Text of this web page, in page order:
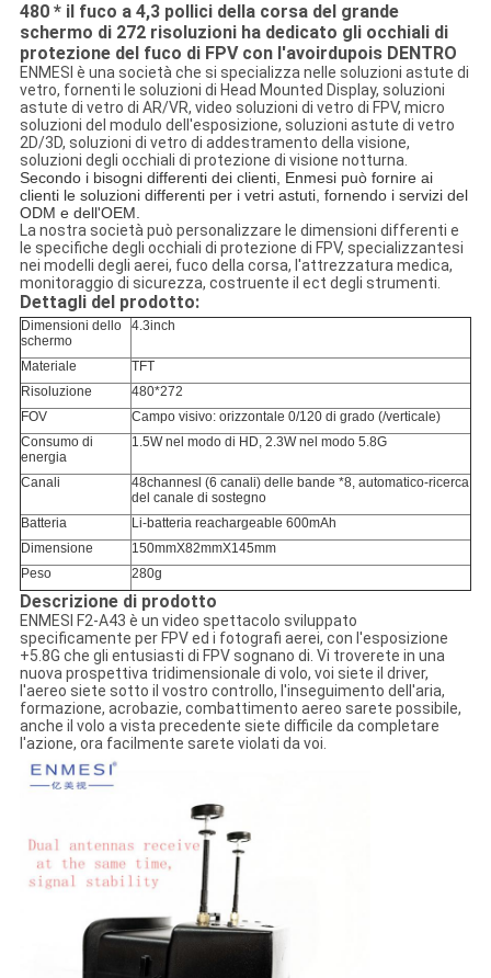
480 * il fuco a 4,3 pollici della corsa del grande
schermo di 272 risoluzioni ha dedicato gli occhiali di
protezione del fuco di FPV con l'avoirdupois DENTRO
ENMESI è una società che si specializza nelle soluzioni astute di
vetro, fornenti le soluzioni di Head Mounted Display, soluzioni
astute di vetro di AR/VR, video soluzioni di vetro di FPV, micro
soluzioni del modulo dell'esposizione, soluzioni astute di vetro
2D/3D, soluzioni di vetro di addestramento della visione,
soluzioni degli occhiali di protezione di visione notturna.
Secondo i bisogni differenti dei clienti, Enmesi può fornire ai
clienti le soluzioni differenti per i vetri astuti, fornendo i servizi del
ODM e dell'OEM.
La nostra società può personalizzare le dimensioni differenti e
le specifiche degli occhiali di protezione di FPV, specializzantesi
nei modelli degli aerei, fuco della corsa, l'attrezzatura medica,
monitoraggio di sicurezza, costruente il ect degli strumenti.
Dettagli del prodotto:
Dimensioni dello
schermo
4.3inch
Materiale
TFT
Risoluzione
480*272
FOV
Campo visivo: orizzontale 0/120 di grado (/verticale)
Consumo di
energia
1.5W nel modo di HD, 2.3W nel modo 5.8G
Canali
48channesl (6 canali) delle bande *8, automatico-ricerca
del canale di sostegno
Batteria
Li-batteria reachargeable 600mAh
Dimensione
150mmX82mmX145mm
Peso
280g
Descrizione di prodotto
ENMESI F2-A43 è un video spettacolo sviluppato
specificamente per FPV ed i fotografi aerei, con l'esposizione
+5.8G che gli entusiasti di FPV sognano di. Vi troverete in una
nuova prospettiva tridimensionale di volo, voi siete il driver,
l'aereo siete sotto il vostro controllo, l'inseguimento dell'aria,
formazione, acrobazie, combattimento aereo sarete possibile,
anche il volo a vista precedente siete difficile da completare
l'azione, ora facilmente sarete violati da voi.